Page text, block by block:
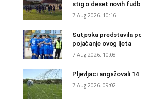
stiglo deset novih
7 Aug 2026. 10:16
Sutjeska predstavila
pojačanje ovog ljeta
7 Aug 2026. 10:08
Pljevljaci angažovali
7 Aug 2026. 09:02